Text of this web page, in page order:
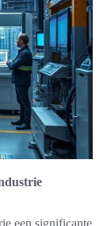
een significante